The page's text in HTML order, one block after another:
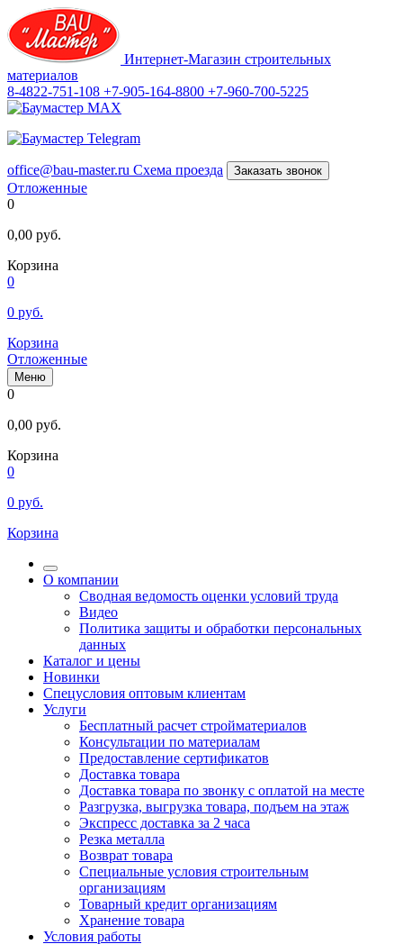
Интернет-Магазин строительных
материалов
8-4822-751-108 +7-905-164-8800 +7-960-700-5225
office@bau-master.ru Схема проезда Заказать звонок
Отложенные
0
0,00 руб.
Корзина
0
0 руб.
Корзина
Отложенные
Меню
0
0,00 руб.
Корзина
0
0 руб.
Корзина
О компании
Сводная ведомость оценки условий труда
Видео
Политика защиты и обработки персональных
данных
Каталог и цены
Новинки
Спецусловия оптовым клиентам
Услуги
Бесплатный расчет стройматериалов
Консультации по материалам
Предоставление сертификатов
Доставка товара
Доставка товара по звонку с оплатой на месте
Разгрузка, выгрузка товара, подъем на этаж
Экспресс доставка за 2 часа
Резка металла
Возврат товара
Специальные условия строительным
организациям
Товарный кредит организациям
Хранение товара
Условия работы